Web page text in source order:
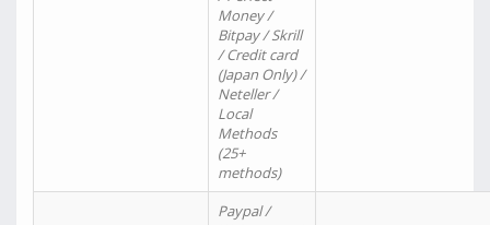
Money /
Bitpay / Skrill
/ Credit card
(Japan Only) /
Neteller /
Local
Methods
(25+
methods)
Paypal /